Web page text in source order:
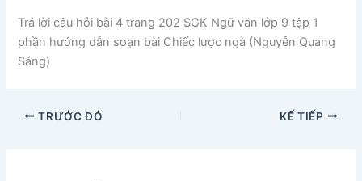
Trả lời câu hỏi bài 4 trang 202 SGK Ngữ văn lớp 9 tập 1
phần hướng dẫn soạn bài Chiếc lược ngà (Nguyễn Quang
Sáng)
TRƯỚC ĐÓ KẾ TIẾP